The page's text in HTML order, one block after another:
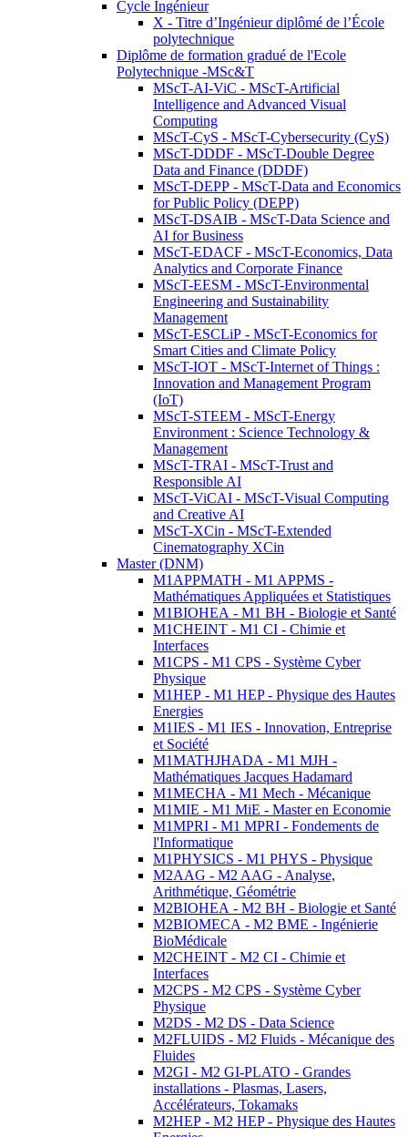
Cycle Ingénieur
X - Titre d’Ingénieur diplômé de l’École
polytechnique
Diplôme de formation gradué de l'Ecole
Polytechnique -MSc&T
MScT-AI-ViC - MScT-Artificial
Intelligence and Advanced Visual
Computing
MScT-CyS - MScT-Cybersecurity (CyS)
MScT-DDDF - MScT-Double Degree
Data and Finance (DDDF)
MScT-DEPP - MScT-Data and Economics
for Public Policy (DEPP)
MScT-DSAIB - MScT-Data Science and
AI for Business
MScT-EDACF - MScT-Economics, Data
Analytics and Corporate Finance
MScT-EESM - MScT-Environmental
Engineering and Sustainability
Management
MScT-ESCLiP - MScT-Economics for
Smart Cities and Climate Policy
MScT-IOT - MScT-Internet of Things :
Innovation and Management Program
(IoT)
MScT-STEEM - MScT-Energy
Environment : Science Technology &
Management
MScT-TRAI - MScT-Trust and
Responsible AI
MScT-ViCAI - MScT-Visual Computing
and Creative AI
MScT-XCin - MScT-Extended
Cinematography XCin
Master (DNM)
M1APPMATH - M1 APPMS -
Mathématiques Appliquées et Statistiques
M1BIOHEA - M1 BH - Biologie et Santé
M1CHEINT - M1 CI - Chimie et
Interfaces
M1CPS - M1 CPS - Système Cyber
Physique
M1HEP - M1 HEP - Physique des Hautes
Energies
M1IES - M1 IES - Innovation, Entreprise
et Société
M1MATHJHADA - M1 MJH -
Mathématiques Jacques Hadamard
M1MECHA - M1 Mech - Mécanique
M1MIE - M1 MiE - Master en Economie
M1MPRI - M1 MPRI - Fondements de
l'Informatique
M1PHYSICS - M1 PHYS - Physique
M2AAG - M2 AAG - Analyse,
Arithmétique, Géométrie
M2BIOHEA - M2 BH - Biologie et Santé
M2BIOMECA - M2 BME - Ingénierie
BioMédicale
M2CHEINT - M2 CI - Chimie et
Interfaces
M2CPS - M2 CPS - Système Cyber
Physique
M2DS - M2 DS - Data Science
M2FLUIDS - M2 Fluids - Mécanique des
Fluides
M2GI - M2 GI-PLATO - Grandes
installations - Plasmas, Lasers,
Accélérateurs, Tokamaks
M2HEP - M2 HEP - Physique des Hautes